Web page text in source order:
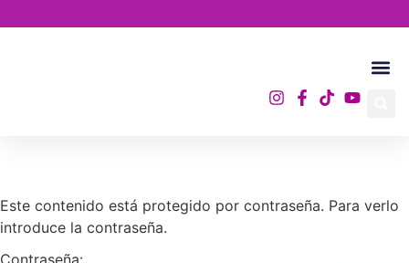
Este contenido está protegido por contraseña. Para verlo
introduce la contraseña.
Contraseña: